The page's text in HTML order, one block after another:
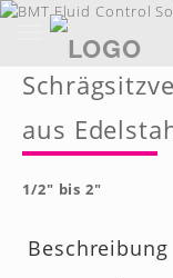
content
Toggle
navigation
aus
1/2" bis 2"
Beschreibung